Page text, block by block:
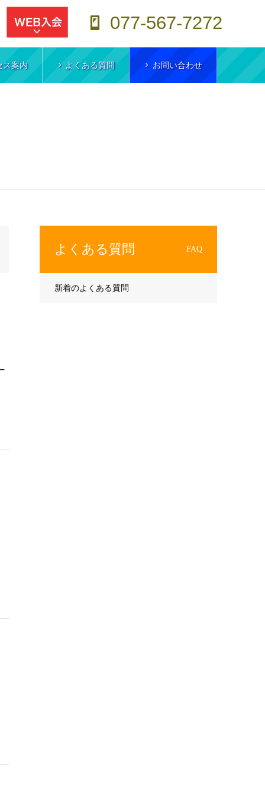
077-567-7272
ス案内 よくある質問 お問い合わせ
よくある質問 FAQ
新着のよくある質問